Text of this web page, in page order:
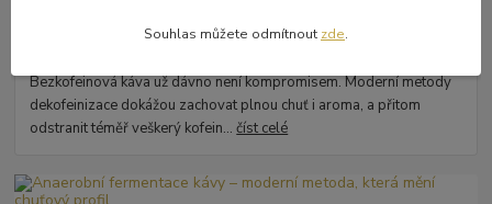
Bezkofeinová káva: Jak vzniká, jak chutná a které metody
Bezkofeinová káva už dávno není kompromisem. Moderní metody
dekofeinizace dokážou zachovat plnou chuť i aroma, a přitom
odstranit téměř veškerý kofein...číst celé
Souhlas můžete odmítnout zde.